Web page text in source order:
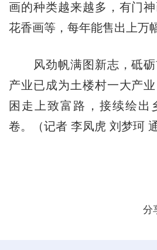
画的种类越来越多，有门
花香画等，每年能售出上万
风劲帆满图新志，砥砺
产业已成为土楼村一大产
困走上致富路，接续绘出
卷。（记者 李凤虎 刘梦珂
分